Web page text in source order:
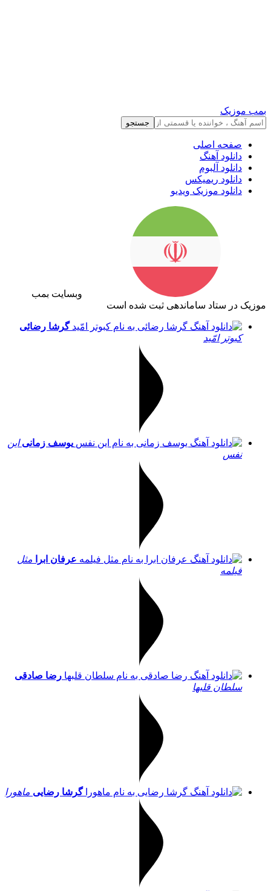
بمب موزیک
جستجو
صفحه اصلی
دانلود آهنگ
دانلود آلبوم
دانلود ریمیکس
دانلود موزیک ویدیو
وبسایت بمب
موزیک در ستاد ساماندهی ثبت شده است
گرشا رضائی
کبوتر امّید
یوسف زمانی این
نفس
عرفان ابرا
مثل
فیلمه
رضا صادقی
سلطان قلبها
گرشا رضایی ماهورا